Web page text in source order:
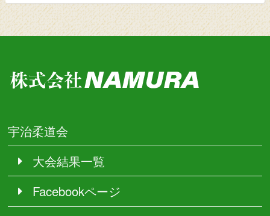
宇治柔道会
大会結果一覧
Facebookページ